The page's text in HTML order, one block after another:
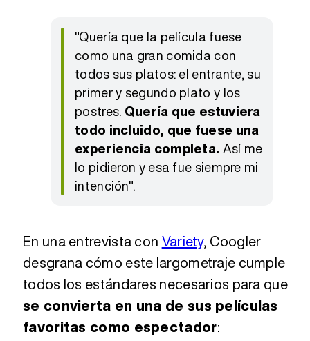
"Quería que la película fuese
como una gran comida con
todos sus platos: el entrante, su
primer y segundo plato y los
postres. Quería que estuviera
todo incluido, que fuese una
experiencia completa. Así me
lo pidieron y esa fue siempre mi
intención".
En una entrevista con Variety, Coogler
desgrana cómo este largometraje cumple
todos los estándares necesarios para que
se convierta en una de sus películas
favoritas como espectador: